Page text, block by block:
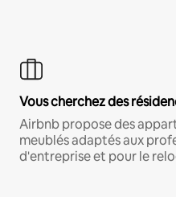
Vous cherchez des
Airbnb propose des
meublés adaptés aux
d'entreprise et pour le